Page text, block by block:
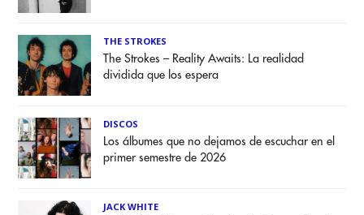
THE STROKES
The Strokes – Reality Awaits: La realidad
dividida que los espera
DISCOS
Los álbumes que no dejamos de escuchar en el
primer semestre de 2026
JACK WHITE